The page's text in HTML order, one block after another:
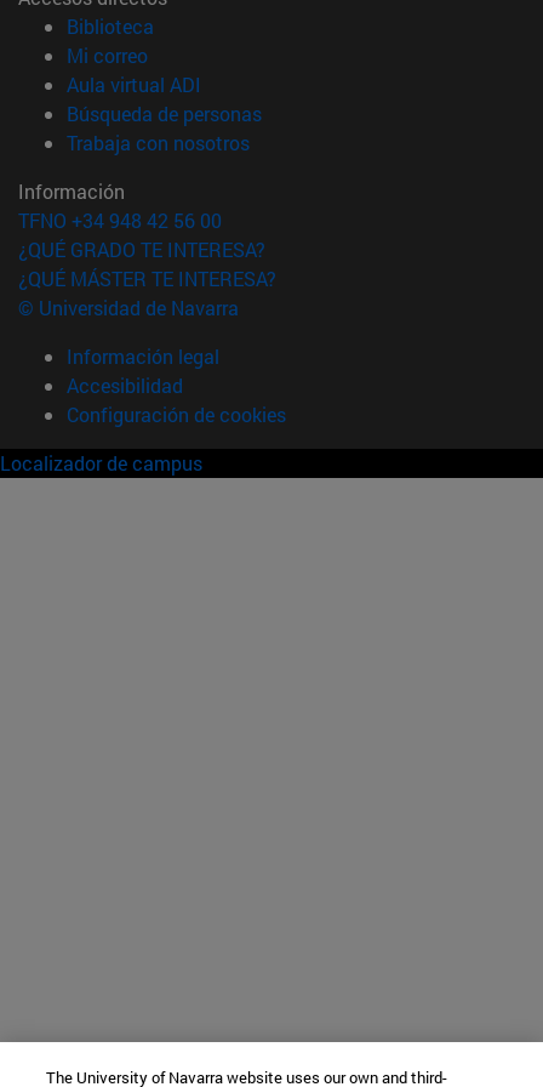
Biblioteca
Mi correo(abre en nueva ventana)
Aula virtual ADI
Búsqueda de personas(abre en nueva ventana)
Trabaja con nosotros(abre en nueva ventana)
Información
TFNO +34 948 42 56 00
¿QUÉ GRADO TE INTERESA?
¿QUÉ MÁSTER TE INTERESA?
© Universidad de Navarra
Información legal
Accesibilidad
Configuración de cookies
Localizador de campus
The University of Navarra website uses our own and third-